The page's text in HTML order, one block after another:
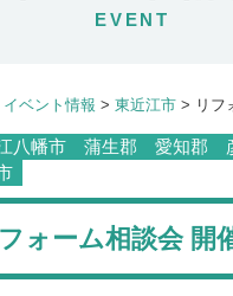
EVENT
イベント情報 > 東近江市> リフ
八幡市 蒲生郡 愛知郡
ォーム相談会 開